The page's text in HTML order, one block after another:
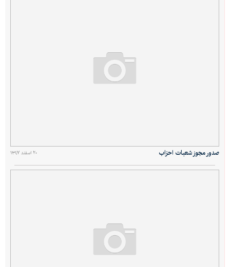
۲۰ اسفند ۱۳۹۷ صدور مجوز شعبات احزاب